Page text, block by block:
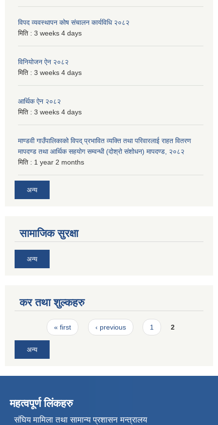
विपद व्यवस्थापन कोष संचालन कार्यविधि २०८२
मिति : 3 weeks 4 days
विनियोजन ऐन २०८२
मिति : 3 weeks 4 days
आर्थिक ऐन २०८२
मिति : 3 weeks 4 days
माण्डवी गाउँपालिकाको विपद् प्रभावित व्यक्ति तथा परिवारलाई राहत वितरण
मापदण्ड तथा आर्थिक सहयोग सम्वन्धी (दोश्रो संशोधन) मापदण्ड, २०८२
मिति : 1 year 2 months
अन्य
सामाजिक सुरक्षा
अन्य
कर तथा शुल्कहरु
Pages« first ‹ previous 1 2
अन्य
महत्वपूर्ण लिंकहरु
संघिय मामिला तथा सामान्य प्रशासन मन्त्रालय